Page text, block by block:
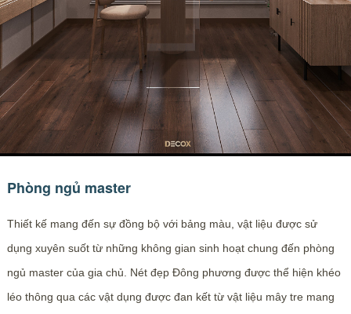
Phòng ngủ master
Thiết kế mang đến sự đồng bộ với bảng màu, vật liệu được sử
dụng xuyên suốt từ những không gian sinh hoạt chung đến phòng
ngủ master của gia chủ. Nét đẹp Đông phương được thể hiện khéo
léo thông qua các vật dụng được đan kết từ vật liệu mây tre mang